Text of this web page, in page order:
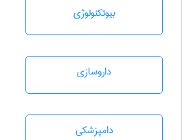
بيوتكنولوژی
داروسازی
دامپزشكی